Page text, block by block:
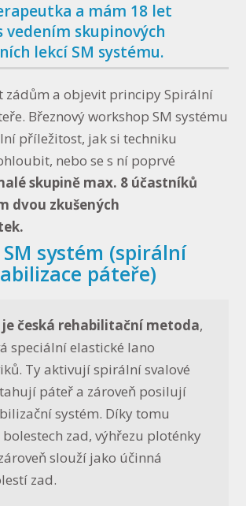
a mám 18 let
vedením skupinových
lekcí SM systému.
zádům a objevit principy Spirální
Březnový workshop SM systému
příležitost, jak si techniku
nebo se s ní poprvé
skupině max. 8 účastníků
dvou zkušených
SM systém (spirální
páteře)
je česká rehabilitační metoda,
speciální elastické lano
Ty aktivují spirální svalové
páteř a zároveň posilují
systém. Díky tomu
zad, výhřezu ploténky
slouží jako účinná
zad.